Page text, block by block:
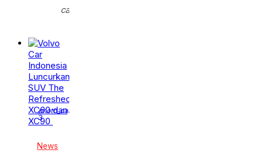
calendar_month
photo_camera
3
News